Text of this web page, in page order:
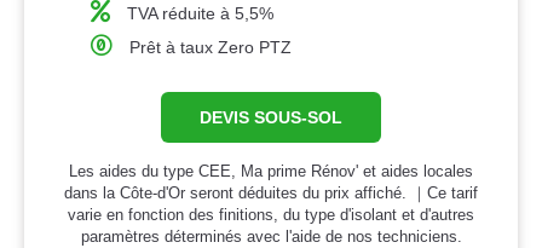
TVA réduite à 5,5%
Prêt à taux Zero PTZ
DEVIS SOUS-SOL
Les aides du type CEE, Ma prime Rénov' et aides locales
dans la Côte-d'Or seront déduites du prix affiché. ｜Ce tarif
varie en fonction des finitions, du type d'isolant et d'autres
paramètres déterminés avec l'aide de nos techniciens.